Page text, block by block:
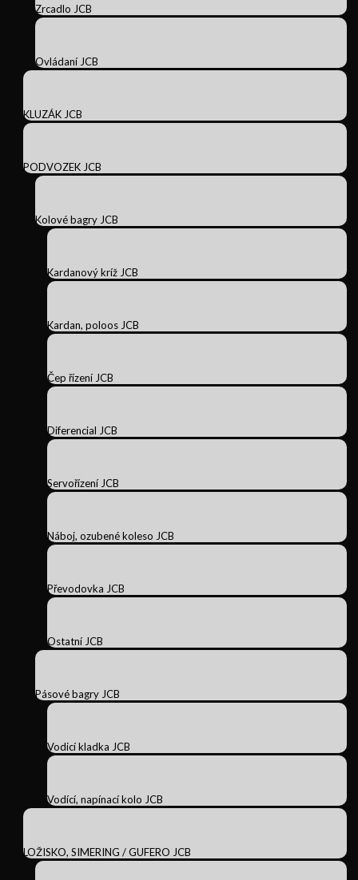
Zrcadlo JCB
Ovládaní JCB
KLUZÁK JCB
PODVOZEK JCB
Kolové bagry JCB
Kardanový kríž JCB
Kardan, poloos JCB
Čep řízení JCB
Diferencial JCB
Servořízení JCB
Náboj, ozubené koleso JCB
Převodovka JCB
Ostatní JCB
Pásové bagry JCB
Vodicí kladka JCB
Vodící, napínací kolo JCB
LOŽISKO, SIMERING / GUFERO JCB